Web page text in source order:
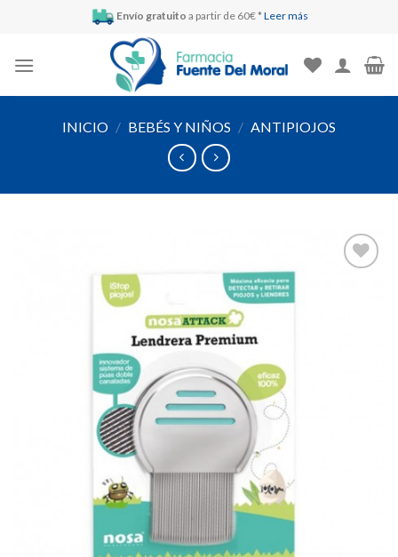
Envío gratuito a partir de 60€ * Leer más
INICIO / BEBÉS Y NIÑOS / ANTIPIOJOS